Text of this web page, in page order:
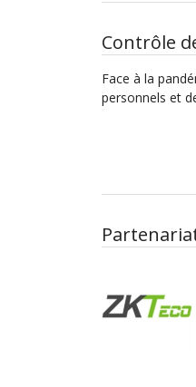
Contrôle
Face à la
personnels et